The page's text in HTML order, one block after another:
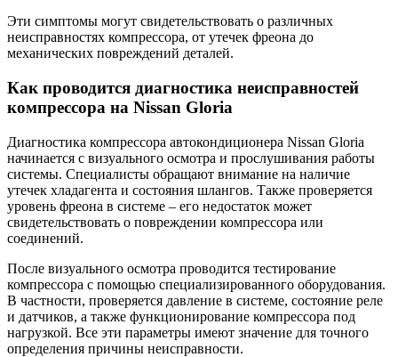
Эти симптомы могут свидетельствовать о различных
неисправностях компрессора, от утечек фреона до
механических повреждений деталей.
Как проводится диагностика неисправностей
компрессора на Nissan Gloria
Диагностика компрессора автокондиционера Nissan Gloria
начинается с визуального осмотра и прослушивания работы
системы. Специалисты обращают внимание на наличие
утечек хладагента и состояния шлангов. Также проверяется
уровень фреона в системе – его недостаток может
свидетельствовать о повреждении компрессора или
соединений.
После визуального осмотра проводится тестирование
компрессора с помощью специализированного оборудования.
В частности, проверяется давление в системе, состояние реле
и датчиков, а также функционирование компрессора под
нагрузкой. Все эти параметры имеют значение для точного
определения причины неисправности.